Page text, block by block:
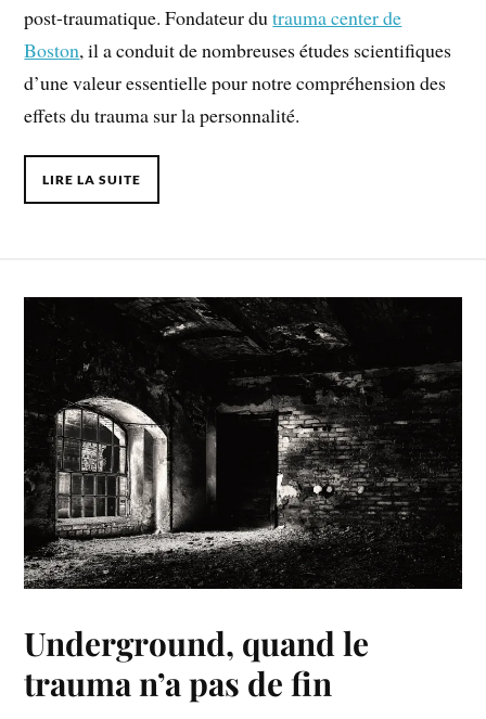
post-traumatique. Fondateur dutrauma center de
Boston, il a conduit de nombreuses études scientifiques
d’une valeur essentielle pour notre compréhension des
effets du trauma sur la personnalité.
LIRE LA SUITE
Underground, quand le
trauma n’a pas de fin